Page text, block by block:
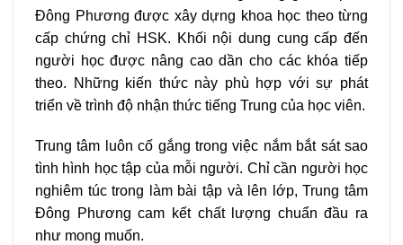
Đông Phương được xây dựng khoa học theo từng
cấp chứng chỉ HSK. Khối nội dung cung cấp đến
người học được nâng cao dần cho các khóa tiếp
theo. Những kiến thức này phù hợp với sự phát
triển về trình độ nhận thức tiếng Trung của học viên.
Trung tâm luôn cố gắng trong việc nắm bắt sát sao
tình hình học tập của mỗi người. Chỉ cần người học
nghiêm túc trong làm bài tập và lên lớp, Trung tâm
Đông Phương cam kết chất lượng chuẩn đầu ra
như mong muốn.